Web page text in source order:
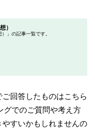
）
）」の記事一覧です。
回答したものはこちら
グでのご質問や考え方
すいかもしれませんの